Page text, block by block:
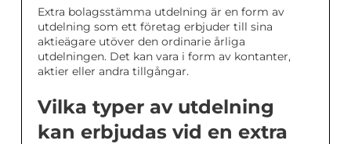
Extra bolagsstämma utdelning är en form av
utdelning som ett företag erbjuder till sina
aktieägare utöver den ordinarie årliga
utdelningen. Det kan vara i form av kontanter,
aktier eller andra tillgångar.
Vilka typer av utdelning
kan erbjudas vid en extra